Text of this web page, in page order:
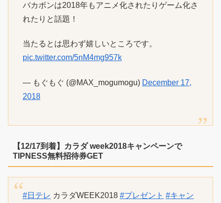
バカボンは2018年もアニメ化されたりゲーム化さ
れたりと話題！
当たるとは思わず嬉しいところです。
pic.twitter.com/5nM4mg957k
— もぐもぐ (@MAX_mogumogu) December 17,
2018
【12/17到着】カラダ week2018キャンペーンで
TIPNESS無料招待券GET
#日テレ カラダWEEK2018 #プレゼント #キャン